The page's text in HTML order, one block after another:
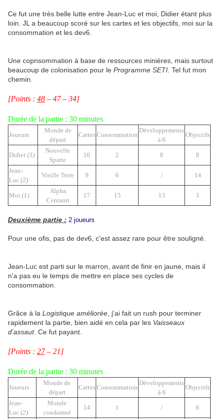
Ce fut une très belle lutte entre Jean-Luc et moi, Didier étant plus
loin. JL a beaucoup scoré sur les cartes et les objectifs, moi sur la
consommation et les dev6.
Une copnsommation à base de ressources minières, mais surtout
beaucoup de colonisation pour le Programme SETI . Tel fut mon
chemin.
[Points : 48 – 47 – 34]
Durée de la partie : 30 minutes
Joueurs
Monde de
départ
Cartes Consommation
Développements
à 6
Objectifs
Didier (3)
Nouvelle
Sparte
16 2 8 8
Jean-
Luc (2)
Vieille Terre 9 6 / 14
Moi (1)
Alpha
Centauri
17 15 13 3
Deuxième partie : 2 joueurs
Pour une ofis, pas de dev6, c'est assez rare pour être souligné.
Jean-Luc est parti sur le marron, avant de finir en jaune, mais il
n'a pas eu le temps de mettre en place ses cycles de
consommation.
Grâce à la Logistique améliorée , j'ai fait un rush pour terminer
rapidement la partie, bien aidé en cela par les Vaisseaux
d'assaut. Ce fut payant.
[Points : 27– 21]
Durée de la partie : 30 minutes
Joueurs
Monde de
départ
Cartes Consommation
Développements
à 6
Objectifs
Jean-
Luc (2)
Monde
condamné
14 1 / 6